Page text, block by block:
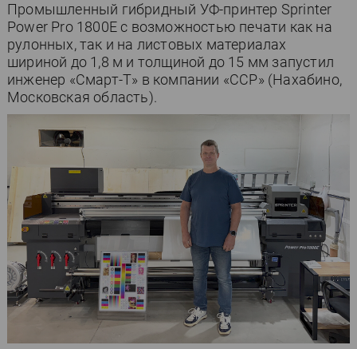
Промышленный гибридный УФ-принтер Sprinter
Power Pro 1800E с возможностью печати как на
рулонных, так и на листовых материалах
шириной до 1,8 м и толщиной до 15 мм запустил
инженер «Смарт-Т» в компании «ССР» (Нахабино,
Московская область).